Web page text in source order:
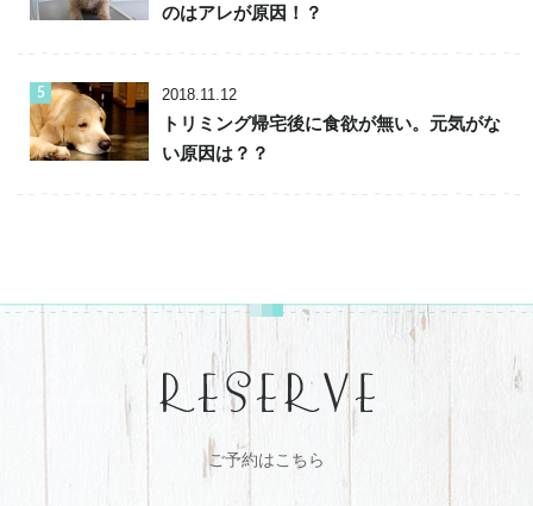
のはアレが原因！？
2018.11.12
トリミング帰宅後に食欲が無い。元気がな
い原因は？？
ご予約はこちら